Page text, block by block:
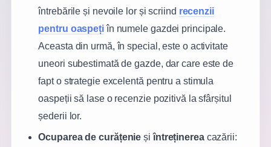
întrebările și nevoile lor și scriind recenzii
pentru oaspețiîn numele gazdei principale.
Aceasta din urmă, în special, este o activitate
uneori subestimată de gazde, dar care este de
fapt o strategie excelentă pentru a stimula
oaspeții să lase o recenzie pozitivă la sfârșitul
șederii lor.
Ocuparea de curățenie șiîntreținereacazării: